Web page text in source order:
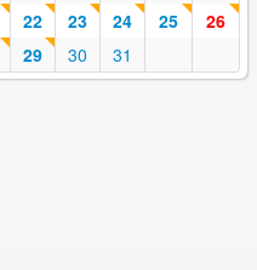
22 23 24 25
26
29 30 31